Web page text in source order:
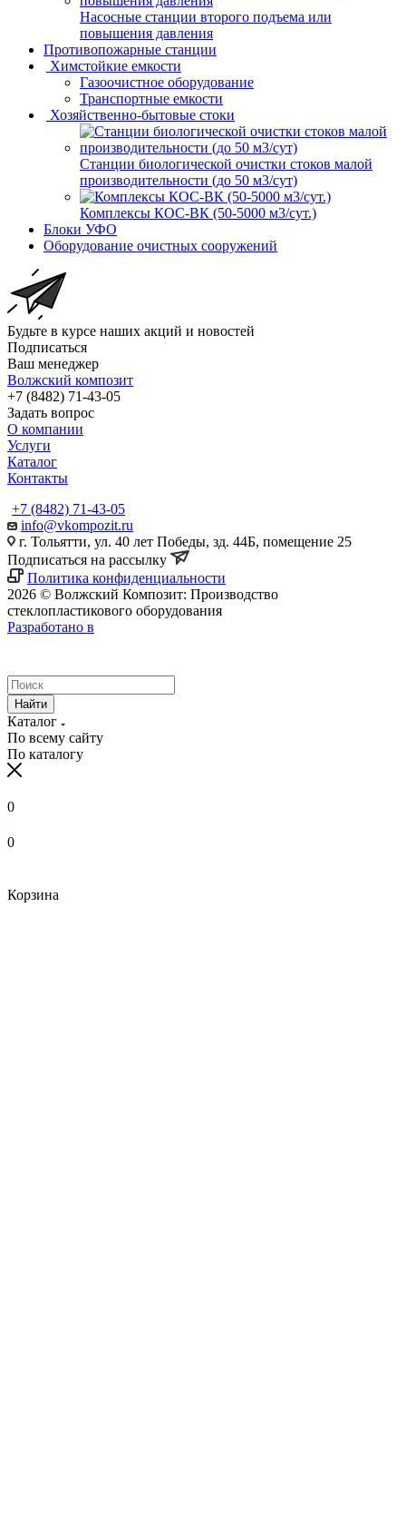
Насосные cтанции второго подъема или
повышения давления
Противопожарные станции
Химстойкие емкости
Газоочистное оборудование
Транспортные емкости
Хозяйственно-бытовые стоки
Станции биологической очистки стоков малой
производительности (до 50 м3/сут)
Комплексы КОС-ВК (50-5000 м3/сут.)
Блоки УФО
Оборудование очистных сооружений
Будьте в курсе наших акций и новостей
Подписаться
Ваш менеджер
Волжский композит
+7 (8482) 71-43-05
Задать вопрос
О компании
Услуги
Каталог
Контакты
+7 (8482) 71-43-05
info@vkompozit.ru
г. Тольятти, ул. 40 лет Победы, зд. 44Б, помещение 25
Подписаться на рассылку
Политика конфиденциальности
2026 © Волжский Композит: Производство
стеклопластикового оборудования
Разработано в
Найти
Каталог
По всему сайту
По каталогу
0
0
Корзина